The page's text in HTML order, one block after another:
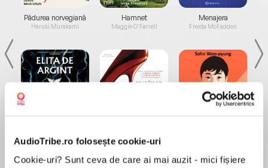
AudioTribe.ro folosește cookie-uri
Cookie-uri? Sunt ceva de care ai mai auzit - mici fișiere
Pădurea norvegiană
Haruki Murakami
de...
Dani Francis
Hamnet
Maggie O'Farrell
la...
Lauren Weisberger
Menajera
Freida McFadden